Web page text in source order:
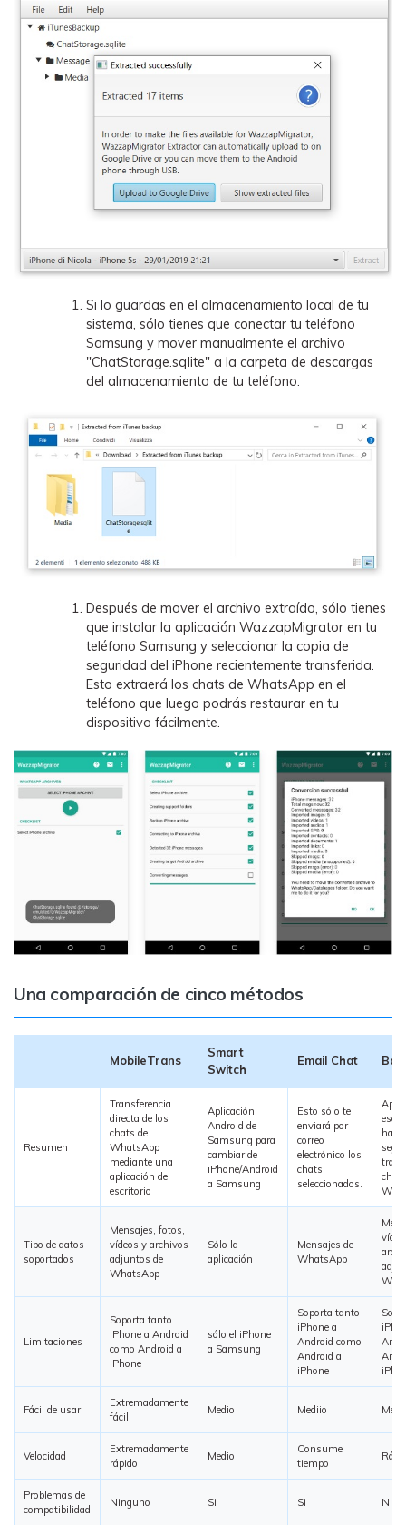
Si lo guardas en el almacenamiento local de tu
sistema, sólo tienes que conectar tu teléfono
Samsung y mover manualmente el archivo
"ChatStorage.sqlite" a la carpeta de descargas
del almacenamiento de tu teléfono.
Después de mover el archivo extraído, sólo tienes
que instalar la aplicación WazzapMigrator en tu
teléfono Samsung y seleccionar la copia de
seguridad del iPhone recientemente transferida.
Esto extraerá los chats de WhatsApp en el
teléfono que luego podrás restaurar en tu
dispositivo fácilmente.
Una comparación de cinco métodos
MobileTrans
Smart
Switch
Email Chat
Resumen
Transferencia
directa de los
chats de
WhatsApp
mediante una
aplicación de
escritorio
Aplicación
Android de
Samsung para
cambiar de
iPhone/Android
a Samsung
Esto sólo te
enviará por
correo
electrónico los
chats
seleccionados.
Tipo de datos
soportados
Mensajes, fotos,
vídeos y archivos
adjuntos de
WhatsApp
Sólo la
aplicación
Mensajes de
WhatsApp
Limitaciones
Soporta tanto
iPhone a Android
como Android a
iPhone
sólo el iPhone
a Samsung
Soporta tanto
iPhone a
Android como
Android a
iPhone
Fácil de usar
Extremadamente
fácil
Medio Mediio
Velocidad
Extremadamente
rápido
Medio
Consume
tiempo
Problemas de
compatibilidad
Ninguno Si Si